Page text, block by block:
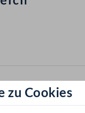
zu Cookies